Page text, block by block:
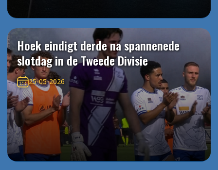
Hoek eindigt derde na spannenede
slotdag in de Tweede Divisie
25-05-2026